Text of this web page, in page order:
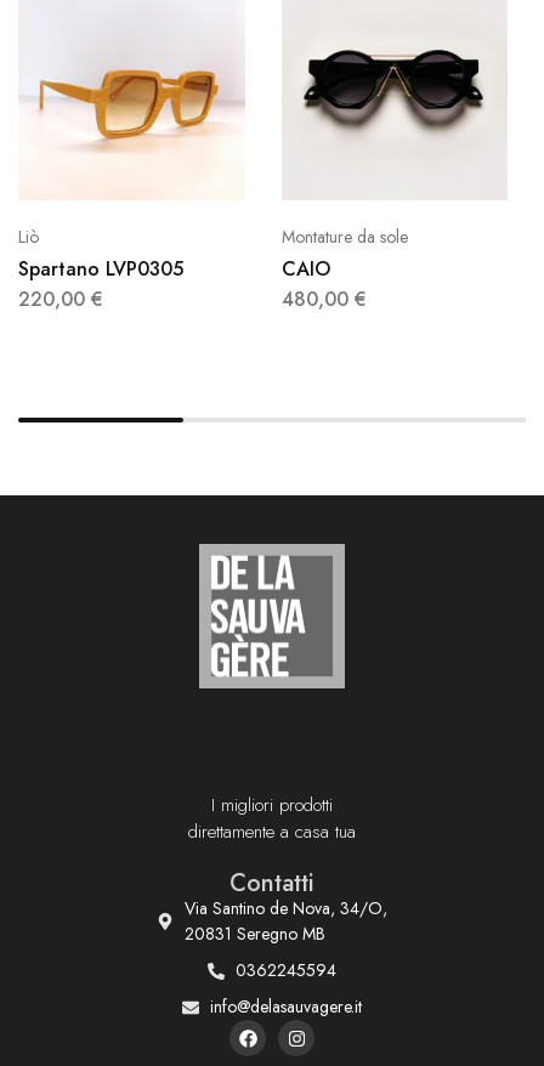
Liò
Spartano LVP0305
220,00 €
Montature da sole
CAIO
480,00 €
I migliori prodotti
direttamente a casa tua
Contatti
Via Santino de Nova, 34/O,
20831 Seregno MB
0362245594
info@delasauvagere.it